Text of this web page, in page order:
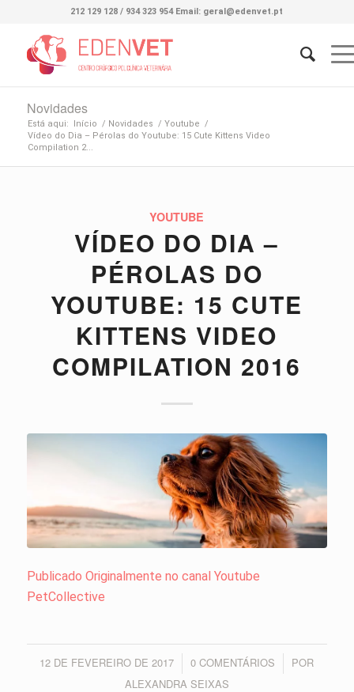
212 129 128 / 934 323 954 Email: geral@edenvet.pt
Novidades
Está aqui: Início / Novidades / Youtube /
Vídeo do Dia – Pérolas do Youtube: 15 Cute Kittens Video
Compilation 2...
YOUTUBE
VÍDEO DO DIA –
PÉROLAS DO
YOUTUBE: 15 CUTE
KITTENS VIDEO
COMPILATION 2016
Publicado Originalmente no canal Youtube
PetCollective
12 DE FEVEREIRO DE 2017
/ 0 COMENTÁRIOS
/
POR
ALEXANDRA SEIXAS